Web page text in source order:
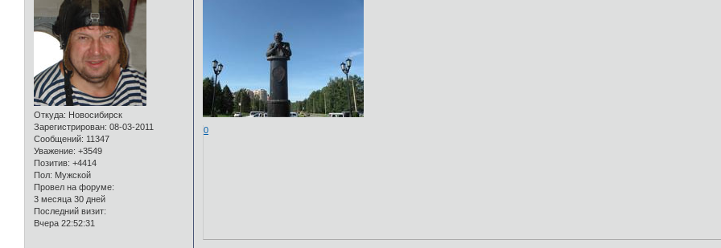
Откуда: Новосибирск
Зарегистрирован: 08-03-2011
Сообщений: 11347
Уважение: +3549
Позитив: +4414
Пол: Мужской
Провел на форуме:
3 месяца 30 дней
Последний визит:
Вчера 22:52:31
0